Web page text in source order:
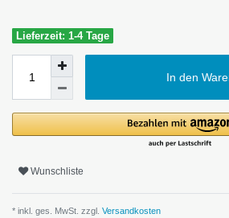
Lieferzeit: 1-4 Tage
In den
Wunschliste
* inkl. ges. MwSt. zzgl. Versandkosten